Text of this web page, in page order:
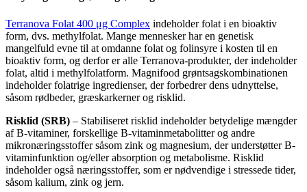
Terranova Folat 400 μg Complex indeholder folat i en bioaktiv
form, dvs. methylfolat. Mange mennesker har en genetisk
mangelfuld evne til at omdanne folat og folinsyre i kosten til en
bioaktiv form, og derfor er alle Terranova-produkter, der indeholder
folat, altid i methylfolatform. Magnifood grøntsagskombinationen
indeholder folatrige ingredienser, der forbedrer dens udnyttelse,
såsom rødbeder, græskarkerner og risklid.
Risklid (SRB) – Stabiliseret risklid indeholder betydelige mængder
af B-vitaminer, forskellige B-vitaminmetabolitter og andre
mikronæringsstoffer såsom zink og magnesium, der understøtter B-
vitaminfunktion og/eller absorption og metabolisme. Risklid
indeholder også næringsstoffer, som er nødvendige i stressede tider,
såsom kalium, zink og jern.